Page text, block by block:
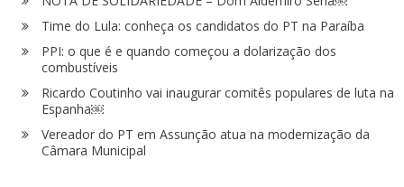
Time do Lula: conheça os candidatos do PT na Paraíba
PPI: o que é e quando começou a dolarização dos
combustíveis
Ricardo Coutinho vai inaugurar comitês populares de luta na
Espanha￼
Vereador do PT em Assunção atua na modernização da
Câmara Municipal